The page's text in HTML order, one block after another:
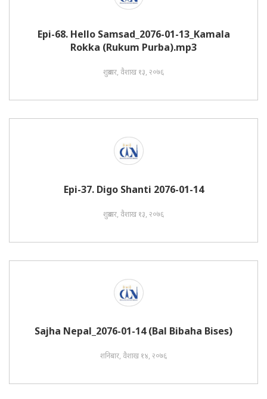
Epi-68. Hello Samsad_2076-01-13_Kamala
Rokka (Rukum Purba).mp3
शुक्रबार, वैशाख १३, २०७६
Epi-37. Digo Shanti 2076-01-14
शुक्रबार, वैशाख १३, २०७६
Sajha Nepal_2076-01-14 (Bal Bibaha Bises)
शनिबार, वैशाख १४, २०७६